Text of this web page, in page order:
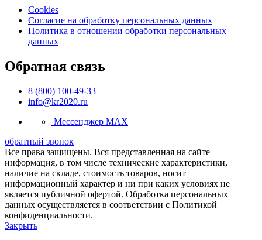
Cookies
Согласие на обработку персональных данных
Политика в отношении обработки персональных
данных
Обратная связь
8 (800) 100-49-33
info@kr2020.ru
Мессенджер MAX
обратный звонок
Все права защищены. Вся представленная на сайте
информация, в том числе технические характеристики,
наличие на складе, стоимость товаров, носит
информационный характер и ни при каких условиях не
является публичной офертой. Обработка персональных
данных осуществляется в соответствии с Политикой
конфиденциальности.
Закрыть